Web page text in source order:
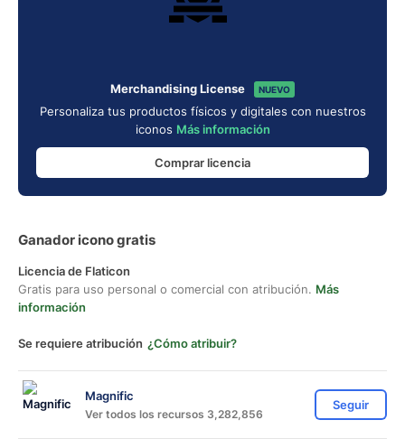
Merchandising License NUEVO
Personaliza tus productos físicos y digitales con nuestros
iconos Más información
Comprar licencia
Ganador icono gratis
Licencia de Flaticon
Gratis para uso personal o comercial con atribución. Más
información
Se requiere atribución ¿Cómo atribuir?
Magnific
Ver todos los recursos 3,282,856
Seguir